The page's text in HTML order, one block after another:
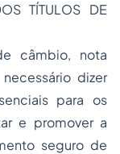
TÍTULOS DE
câmbio, nota
dizer
para os
e promover a
seguro de